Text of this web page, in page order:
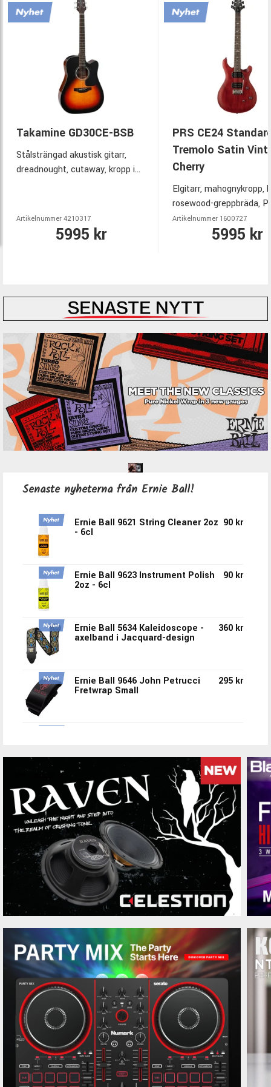
Takamine GD30CE-BSB
Stålsträngad akustisk gitarr,
dreadnought, cutaway, kropp i
Takamine TP‑4TD preamp.
Artikelnummer 4210317
5995 kr
PRS CE24
Tremolo Satin
Cherry
Elgitarr, mahognykropp,
rosewood-greppbräda,
85/15"S" humbuckers,
Artikelnummer 1600727
5995 kr
Senaste nyheterna från Ernie Ball!
Ernie Ball 9621 String Cleaner 2oz
- 6cl
90 kr
Ernie Ball 9623 Instrument Polish
2oz - 6cl
90 kr
Ernie Ball 5634 Kaleidoscope -
axelband i Jacquard-design
360 kr
Ernie Ball 9646 John Petrucci
Fretwrap Small
295 kr
Ernie Ball 5633 Mint To Be -
axelband i Jacquard-design
360 kr
Ernie Ball 5636 Dark Matter -
axelband i Jacquard-design
360 kr
Ernie Ball 5637 Vintage Harvest 360 kr
Ernie Ball 2254 Classic Skinny
Top Heavy Bottom Slinky Pure
Nickel
Ernie Ball 2256 Classic Turbo
Slinky
115 kr
Ernie Ball 2257 Classic Ultra
Slinky Pure Nickel
115 kr